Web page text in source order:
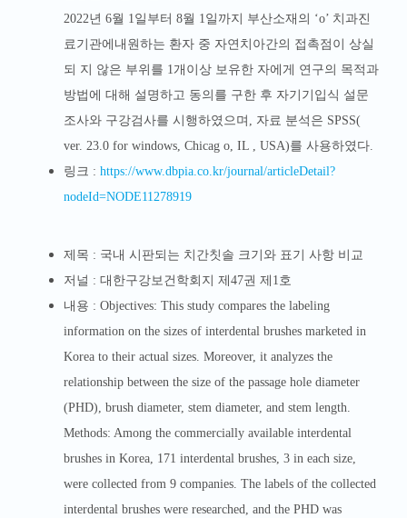
2022년 6월 1일부터 8월 1일까지 부산소재의 ‘o’ 치과진
료기관에내원하는 환자 중 자연치아간의 접촉점이 상실
되 지 않은 부위를 1개이상 보유한 자에게 연구의 목적과
방법에 대해 설명하고 동의를 구한 후 자기기입식 설문
조사와 구강검사를 시행하였으며, 자료 분석은 SPSS(
ver. 23.0 for windows, Chicag o, IL , USA)를 사용하였다.
링크 : https://www.dbpia.co.kr/journal/articleDetail?
nodeId=NODE11278919
제목 : 국내 시판되는 치간칫솔 크기와 표기 사항 비교
저널 : 대한구강보건학회지 제47권 제1호
내 용 : Objectives: This study compares the labeling
information on the sizes of interdental brushes marketed in
Korea to their actual sizes. Moreover, it analyzes the
relationship between the size of the passage hole diameter
(PHD), brush diameter, stem diameter, and stem length.
Methods: Among the commercially available interdental
brushes in Korea, 171 interdental brushes, 3 in each size,
were collected from 9 companies. The labels of the collected
interdental brushes were researched, and the PHD was